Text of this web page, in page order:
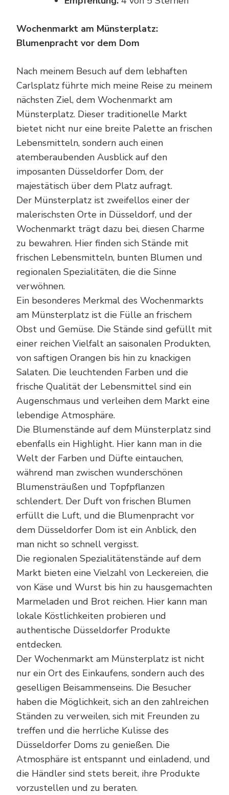
Wochenmarkt am Münsterplatz:
Blumenpracht vor dem Dom
Nach meinem Besuch auf dem lebhaften
Carlsplatz führte mich meine Reise zu meinem
nächsten Ziel, dem Wochenmarkt am
Münsterplatz. Dieser traditionelle Markt
bietet nicht nur eine breite Palette an frischen
Lebensmitteln, sondern auch einen
atemberaubenden Ausblick auf den
imposanten Düsseldorfer Dom, der
majestätisch über dem Platz aufragt.
Der Münsterplatz ist zweifellos einer der
malerischsten Orte in Düsseldorf, und der
Wochenmarkt trägt dazu bei, diesen Charme
zu bewahren. Hier finden sich Stände mit
frischen Lebensmitteln, bunten Blumen und
regionalen Spezialitäten, die die Sinne
verwöhnen.
Ein besonderes Merkmal des Wochenmarkts
am Münsterplatz ist die Fülle an frischem
Obst und Gemüse. Die Stände sind gefüllt mit
einer reichen Vielfalt an saisonalen Produkten,
von saftigen Orangen bis hin zu knackigen
Salaten. Die leuchtenden Farben und die
frische Qualität der Lebensmittel sind ein
Augenschmaus und verleihen dem Markt eine
lebendige Atmosphäre.
Die Blumenstände auf dem Münsterplatz sind
ebenfalls ein Highlight. Hier kann man in die
Welt der Farben und Düfte eintauchen,
während man zwischen wunderschönen
Blumensträußen und Topfpflanzen
schlendert. Der Duft von frischen Blumen
erfüllt die Luft, und die Blumenpracht vor
dem Düsseldorfer Dom ist ein Anblick, den
man nicht so schnell vergisst.
Die regionalen Spezialitätenstände auf dem
Markt bieten eine Vielzahl von Leckereien, die
von Käse und Wurst bis hin zu hausgemachten
Marmeladen und Brot reichen. Hier kann man
lokale Köstlichkeiten probieren und
authentische Düsseldorfer Produkte
entdecken.
Der Wochenmarkt am Münsterplatz ist nicht
nur ein Ort des Einkaufens, sondern auch des
geselligen Beisammenseins. Die Besucher
haben die Möglichkeit, sich an den zahlreichen
Ständen zu verweilen, sich mit Freunden zu
treffen und die herrliche Kulisse des
Düsseldorfer Doms zu genießen. Die
Atmosphäre ist entspannt und einladend, und
die Händler sind stets bereit, ihre Produkte
vorzustellen und zu beraten.